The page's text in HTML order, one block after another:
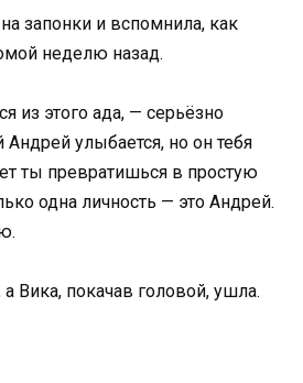
запонки и вспомнила, как
неделю назад.
из этого ада, — серьёзно
Андрей улыбается, но он тебя
ты превратишься в простую
одна личность — это Андрей.
Вика, покачав головой, ушла.